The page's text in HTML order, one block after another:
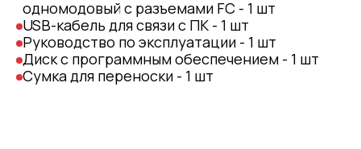
одномодовый с разъемами FC - 1 шт
USB-кабель для связи с ПК - 1 шт
Руководство по эксплуатации - 1 шт
Диск с программным обеспечением - 1 шт
Сумка для переноски - 1 шт